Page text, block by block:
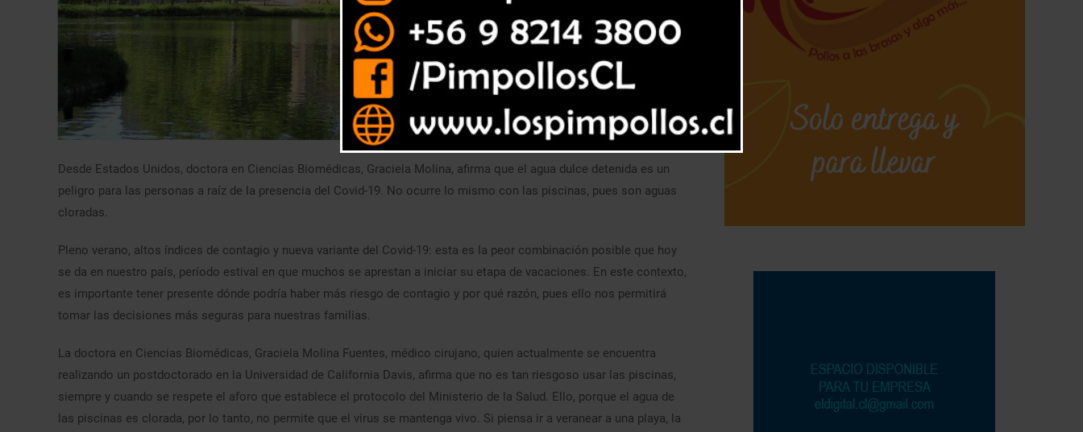
Desde Estados Unidos, doctora en Ciencias Biomédicas, Graciela Molina, afirma que el agua dulce detenida es un
peligro para las personas a raíz de la presencia del Covid-19. No ocurre lo mismo con las piscinas, pues son aguas
cloradas.
Pleno verano, altos índices de contagio y nueva variante del Covid-19: esta es la peor combinación posible que hoy
se da en nuestro país, período estival en que muchos se aprestan a iniciar su etapa de vacaciones. En este contexto,
es importante tener presente dónde podría haber más riesgo de contagio y por qué razón, pues ello nos permitirá
tomar las decisiones más seguras para nuestras familias.
La doctora en Ciencias Biomédicas, Graciela Molina Fuentes, médico cirujano, quien actualmente se encuentra
realizando un postdoctorado en la Universidad de California Davis, afirma que no es tan riesgoso usar las piscinas,
siempre y cuando se respete el aforo que establece el protocolo del Ministerio de la Salud. Ello, porque el agua de
las piscinas es clorada, por lo tanto, no permite que el virus se mantenga vivo. Si piensa ir a veranear a una playa, la